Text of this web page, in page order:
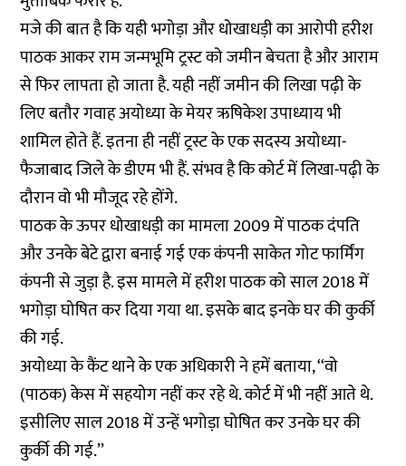
मजे की बात है कि यही भगोड़ा और धोखाधड़ी का आरोपी हरीश
पाठक आकर राम जन्मभूमि ट्रस्ट को जमीन बेचता है और आराम
से फिर लापता हो जाता है. यही नहीं जमीन की लिखा पढ़ी के
लिए बतौर गवाह अयोध्या के मेयर ऋषिकेश उपाध्याय भी
शामिल होते हैं. इतना ही नहीं ट्रस्ट के एक सदस्य अयोध्या-
फैजाबाद जिले के डीएम भी हैं. संभव है कि कोर्ट में लिखा-पढ़ी के
दौरान वो भी मौजूद रहे होंगे.
पाठक के ऊपर धोखाधड़ी का मामला 2009 में पाठक दंपति
और उनके बेटे द्वारा बनाई गई एक कंपनी साकेत गोट फार्मिंग
कंपनी से जुड़ा है. इस मामले में हरीश पाठक को साल 2018 में
भगोड़ा घोषित कर दिया गया था. इसके बाद इनके घर की कुर्की
की गई.
अयोध्या के कैंट थाने के एक अधिकारी ने हमें बताया, ‘‘वो
(पाठक) केस में सहयोग नहीं कर रहे थे. कोर्ट में भी नहीं आते थे.
इसीलिए साल 2018 में उन्हें भगोड़ा घोषित कर उनके घर की
कुर्की की गई.’’